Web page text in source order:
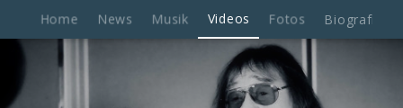
Home News Musik Videos Fotos Biografie